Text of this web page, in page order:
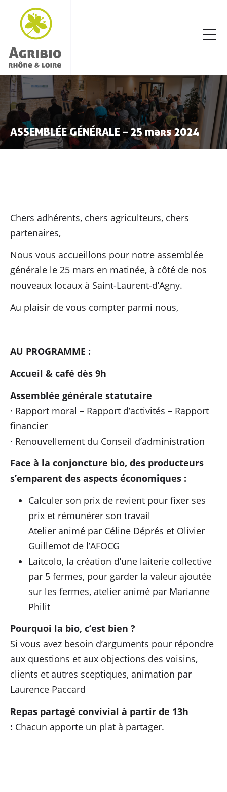
ASSEMBLÉE GÉNÉRALE – 25 mars 2024
Chers adhérents, chers agriculteurs, chers
partenaires,
Nous vous accueillons pour notre assemblée
générale le 25 mars en matinée, à côté de nos
nouveaux locaux à Saint-Laurent-d’Agny.
Au plaisir de vous compter parmi nous,
AU PROGRAMME :
Accueil & café dès 9h
Assemblée générale statutaire
· Rapport moral – Rapport d’activités – Rapport
financier
· Renouvellement du Conseil d’administration
Face à la conjoncture bio, des producteurs
s’emparent des aspects économiques :
Calculer son prix de revient pour fixer ses
prix et rémunérer son travail
Atelier animé par Céline Déprés et Olivier
Guillemot de l’AFOCG
Laitcolo, la création d’une laiterie collective
par 5 fermes, pour garder la valeur ajoutée
sur les fermes, atelier animé par Marianne
Philit
Pourquoi la bio, c’est bien ?
Si vous avez besoin d’arguments pour répondre
aux questions et aux objections des voisins,
clients et autres sceptiques, animation par
Laurence Paccard
Repas partagé convivial à partir de 13h
: Chacun apporte un plat à partager.